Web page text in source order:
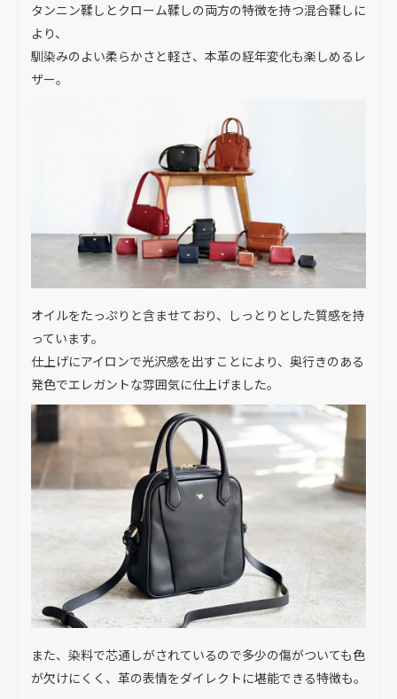
タンニン鞣しとクローム鞣しの両方の特徴を持つ混合鞣しに
より、
馴染みのよい柔らかさと軽さ、本革の経年変化も楽しめるレ
ザー。
オイルをたっぷりと含ませており、しっとりとした質感を持
っています。
仕上げにアイロンで光沢感を出すことにより、奥行きのある
発色でエレガントな雰囲気に仕上げました。
また、染料で芯通しがされているので多少の傷がついても色
が欠けにくく、革の表情をダイレクトに堪能できる特徴も。